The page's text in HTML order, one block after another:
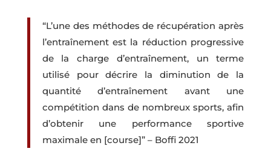
“L’une des méthodes de récupération après
l’entraînement est la réduction progressive
de la charge d’entraînement, un terme
utilisé pour décrire la diminution de la
quantité d’entraînement avant une
compétition dans de nombreux sports, afin
d’obtenir une performance sportive
maximale en [course]” – Boffi 2021